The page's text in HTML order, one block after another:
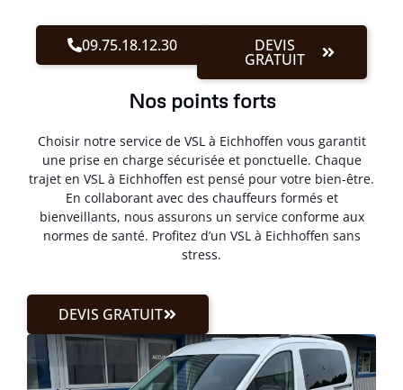
09.75.18.12.30 DEVIS
GRATUIT
Nos points forts
Choisir notre service de VSL à Eichhoffen vous garantit
une prise en charge sécurisée et ponctuelle. Chaque
trajet en VSL à Eichhoffen est pensé pour votre bien-être.
En collaborant avec des chauffeurs formés et
bienveillants, nous assurons un service conforme aux
normes de santé. Profitez d’un VSL à Eichhoffen sans
stress.
DEVIS GRATUIT